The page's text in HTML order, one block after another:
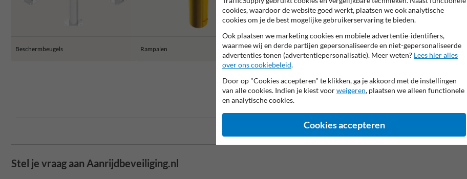
Beschermbeugels Rampalen Balustrades en beschermhekken Stelling en kolombescherming
Stel je vraag aan Aanrijdbeveiliging.nl
cookies, waardoor de website goed werkt, plaatsen we ook analytische
cookies om je de best mogelijke gebruikerservaring te bieden.
Ook plaatsen we marketing cookies en mobiele advertentie-identifiers,
waarmee wij en derde partijen gepersonaliseerde en niet-gepersonaliseerde
advertenties tonen (advertentiepersonalisatie). Meer weten? Lees hier alles
over ons cookiebeleid.
Door op "Cookies accepteren" te klikken, ga je akkoord met de instellingen
van alle cookies. Indien je kiest voorweigeren, plaatsen we alleen functionele
en analytische cookies.
Cookies accepteren